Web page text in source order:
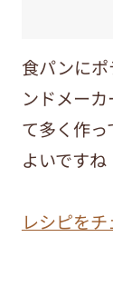
食パンに
ンドメー
て多く作
よいですね
レシピを